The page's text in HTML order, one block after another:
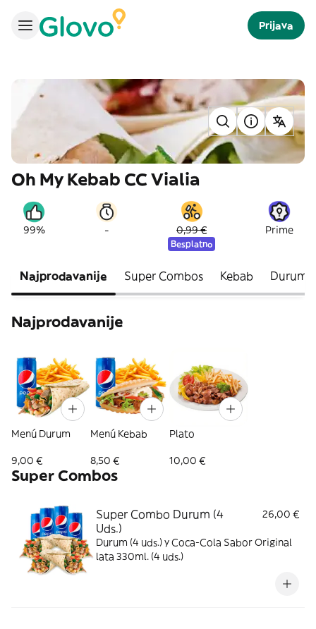
Prijava
Oh My Kebab CC Vialia
99% - 0,99 €
Besplatno
Prime
Najprodavanije Super Combos Kebab Durum
Najprodavanije
Menú Durum
9,00 €
Menú Kebab
8,50 €
Plato
10,00 €
Super Combos
Super Combo Durum (4
Uds.)
26,00 €
Durum (4 uds.) y Coca-Cola Sabor Original
lata 330ml. (4 uds.)